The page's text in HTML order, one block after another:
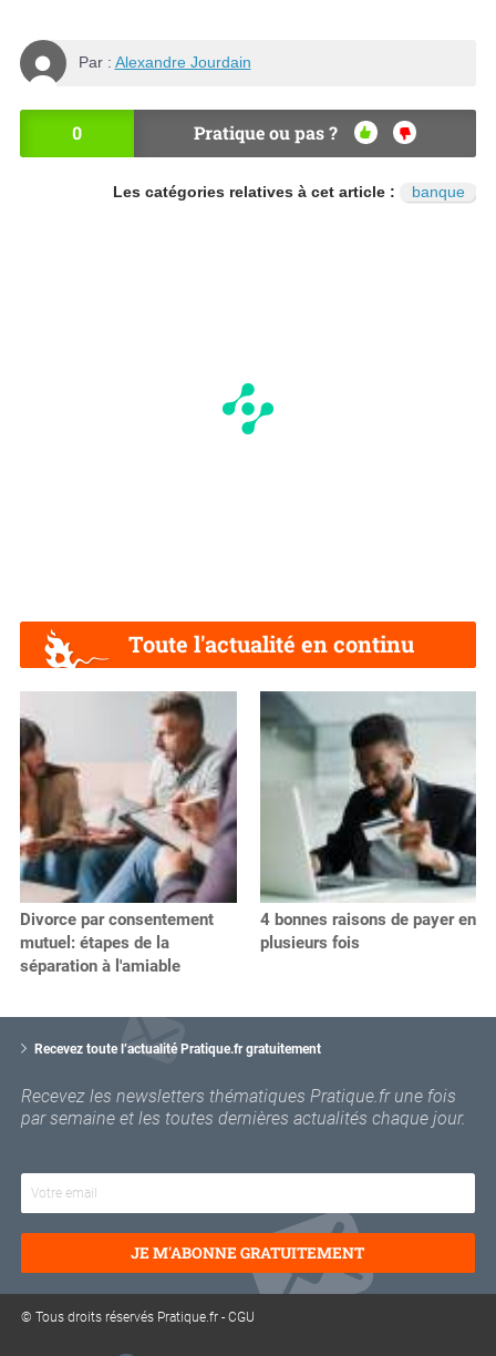
Par : Alexandre Jourdain
0 Pratique ou pas ?
OU
NO
Les catégories relatives à cet article : banque
Toute l'actualité en continu
Divorce par consentement
mutuel: étapes de la
séparation à l'amiable
4 bonnes raisons de payer en
plusieurs fois
Recevez toute l’actualité Pratique.fr gratuitement
Recevez les newsletters thématiques Pratique.fr une fois
par semaine et les toutes dernières actualités chaque jour.
o
r
e
e
JE M'ABONNE GRATUITEMENT
© Tous droits réservés Pratique.fr -CGU